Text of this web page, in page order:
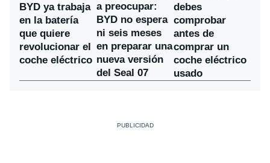
BYD ya trabaja
en la batería
que quiere
revolucionar el
coche eléctrico
a preocupar:
BYD no espera
ni seis meses
en preparar una
nueva versión
del Seal 07
debes
comprobar
antes de
comprar un
coche eléctrico
usado